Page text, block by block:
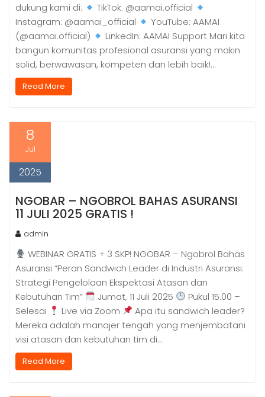
dukung kami di:
TikTok: @aamai.official
Instagram: @aamai_official
YouTube: AAMAI
(@aamai.official)
LinkedIn: AAMAI Support Mari kita
bangun komunitas profesional asuransi yang makin
solid, berwawasan, kompeten dan lebih baik!…
Read More
8
Jul
2025
NGOBAR – NGOBROL BAHAS ASURANSI
11 JULI 2025 GRATIS !
admin
WEBINAR GRATIS + 3 SKP! NGOBAR – Ngobrol Bahas
Asuransi “Peran Sandwich Leader di Industri Asuransi:
Strategi Pengelolaan Ekspektasi Atasan dan
Kebutuhan Tim”
Jumat, 11 Juli 2025
Pukul 15.00 –
Selesai
Live via Zoom
Apa itu sandwich leader?
Mereka adalah manajer tengah yang menjembatani
visi atasan dan kebutuhan tim di…
Read More